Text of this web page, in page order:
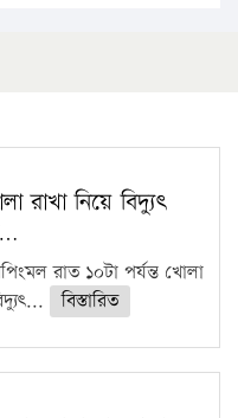
পরীক্ষা
রাখা নিয়ে বিদ্যুৎ
রাত ১০টা পর্যন্ত খোলা
বিস্তারিত